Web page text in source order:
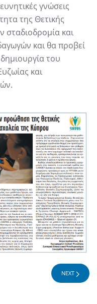
γνώσεις
της Θετικής
σταδιοδρομία και
και θα προβεί
του
και
NEXT